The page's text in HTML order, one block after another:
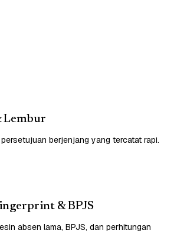
Lembur
berjenjang yang tercatat rapi.
& BPJS
absen lama, BPJS, dan perhitungan